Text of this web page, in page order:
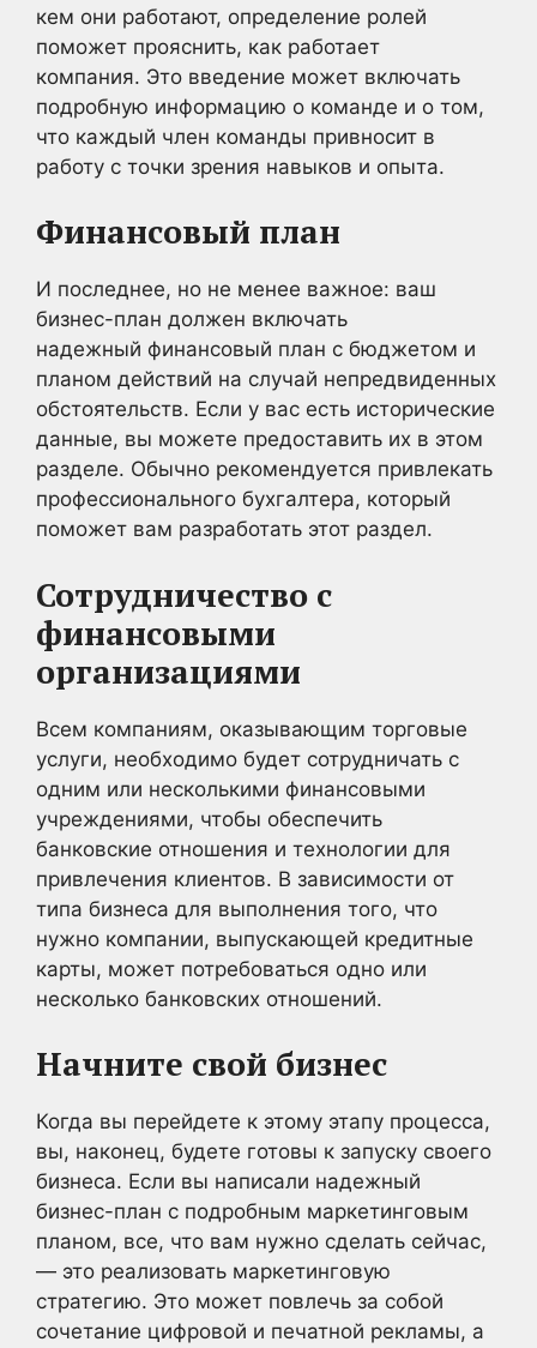
кем они работают, определение ролей
поможет прояснить, как работает
компания. Это введение может включать
подробную информацию о команде и о том,
что каждый член команды привносит в
работу с точки зрения навыков и опыта.
Финансовый план
И последнее, но не менее важное: ваш
бизнес-план должен включать
надежный финансовый план с бюджетом и
планом действий на случай непредвиденных
обстоятельств. Если у вас есть исторические
данные, вы можете предоставить их в этом
разделе. Обычно рекомендуется привлекать
профессионального бухгалтера, который
поможет вам разработать этот раздел.
Сотрудничество с
финансовыми
организациями
Всем компаниям, оказывающим торговые
услуги, необходимо будет сотрудничать с
одним или несколькими финансовыми
учреждениями, чтобы обеспечить
банковские отношения и технологии для
привлечения клиентов. В зависимости от
типа бизнеса для выполнения того, что
нужно компании, выпускающей кредитные
карты, может потребоваться одно или
несколько банковских отношений.
Начните свой бизнес
Когда вы перейдете к этому этапу процесса,
вы, наконец, будете готовы к запуску своего
бизнеса. Если вы написали надежный
бизнес-план с подробным маркетинговым
планом, все, что вам нужно сделать сейчас,
— это реализовать маркетинговую
стратегию. Это может повлечь за собой
сочетание цифровой и печатной рекламы, а